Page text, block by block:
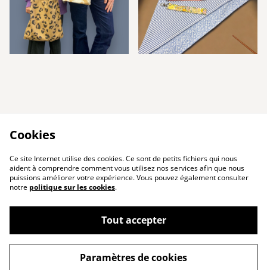
Contact Conditions
Cookies
Ce site Internet utilise des cookies. Ce sont de petits fichiers qui nous
aident à comprendre comment vous utilisez nos services afin que nous
puissions améliorer votre expérience. Vous pouvez également consulter
notre politique sur les cookies.
Tout accepter
Paramètres de cookies